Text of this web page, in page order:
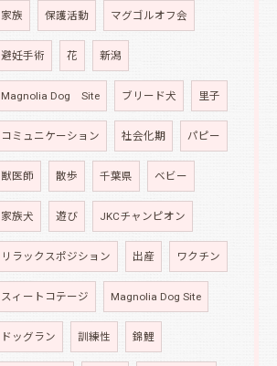
家族 保護活動 マグゴルオフ会
避妊手術 花 新潟
Magnolia Dog Site ブリード犬 里子
コミュニケーション 社会化期 パピー
獣医師 散歩 千葉県 ベビー
家族犬 遊び JKCチャンピオン
リラックスポジション 出産 ワクチン
スィートコテージ Magnolia Dog Site
ドッグラン 訓練性 錦鯉